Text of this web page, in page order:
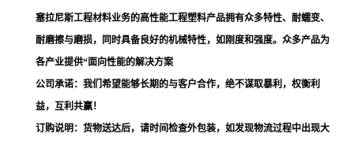
塞拉尼斯工程材料业务的高性能工程塑料产品拥有众多特性、耐蠕变、
耐磨擦与磨损，同时具备良好的机械特性，如刚度和强度。众多产品为
各产业提供“面向性能的解决方案
公司承诺：我们希望能够长期的与客户合作，绝不谋取暴利，权衡利
益，互利共赢！
订购说明：货物送达后，请时间检查外包装，如发现物流过程中出现大